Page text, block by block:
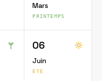
Mars
PRINTEMPS
06
Juin
ÉTÉ